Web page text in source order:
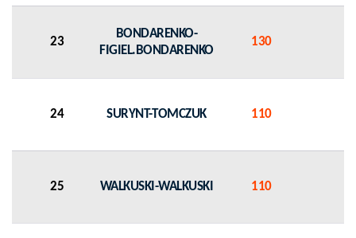
23
BONDARENKO-
FIGIEL.BONDARENKO
130
24 SURYNT-TOMCZUK 110
25 WALKUSKI-WALKUSKI 110